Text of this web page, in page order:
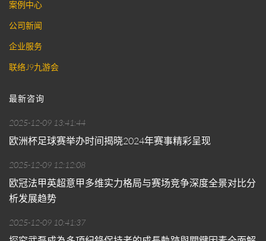
案例中心
公司新闻
企业服务
联络J9九游会
最新咨询
2025-12-09 13:41:44
欧洲杯足球赛举办时间揭晓2024年赛事精彩呈现
2025-12-09 12:12:08
欧冠法甲英超意甲多维实力格局与赛场竞争深度全景对比分
析发展趋势
2025-12-09 10:41:37